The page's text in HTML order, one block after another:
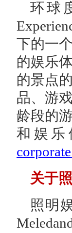
环球
下的一
的娱乐
的景点
品、游
龄段的
和娱乐
关于
照明